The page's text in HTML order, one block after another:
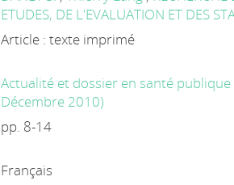
ETUDES, DE L'EVALUATION ET DES
Article : texte imprimé
Actualité et dossier en santé publique
Décembre 2010)
pp. 8-14
Français